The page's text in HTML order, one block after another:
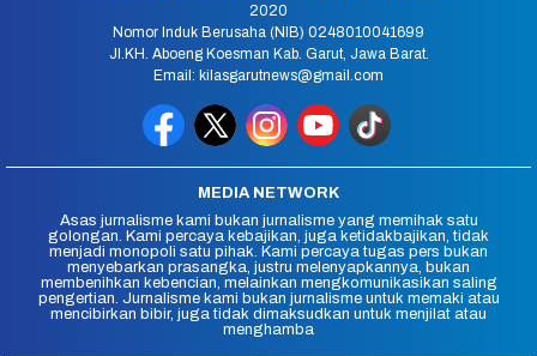
2020
Nomor Induk Berusaha (NIB) 0248010041699
Jl.KH. Aboeng Koesman Kab. Garut, Jawa Barat.
Email: kilasgarutnews@gmail.com
MEDIA NETWORK
Asas jurnalisme kami bukan jurnalisme yang memihak satu
golongan. Kami percaya kebajikan, juga ketidakbajikan, tidak
menjadi monopoli satu pihak. Kami percaya tugas pers bukan
menyebarkan prasangka, justru melenyapkannya, bukan
membenihkan kebencian, melainkan mengkomunikasikan saling
pengertian. Jurnalisme kami bukan jurnalisme untuk memaki atau
mencibirkan bibir, juga tidak dimaksudkan untuk menjilat atau
menghamba